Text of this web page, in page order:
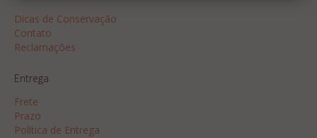
Dicas de Conservação
Contato
Reclamações
Entrega
Frete
Prazo
Política de Entrega